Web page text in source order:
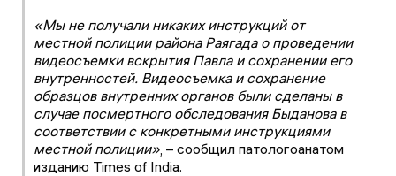
«Мы не получали никаких инструкций от
местной полиции района Раягада о проведении
видеосъемки вскрытия Павла и сохранении его
внутренностей. Видеосъемка и сохранение
образцов внутренних органов были сделаны в
случае посмертного обследования Быданова в
соответствии с конкретными инструкциями
местной полиции» , – сообщил патологоанатом
изданию Times of India.